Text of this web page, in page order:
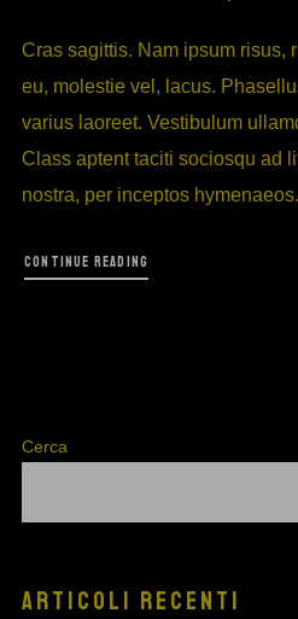
Cras sagittis. Nam ipsum risus,
eu, molestie vel, lacus.
varius laoreet. Vestibulum
Class aptent taciti sociosqu ad
nostra, per inceptos
CONTINUE READING
Cerca
ARTICOLI RECENTI